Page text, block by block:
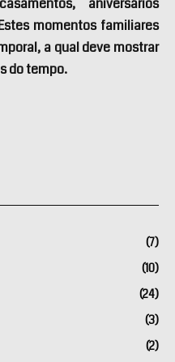
momentos familiares
a qual deve mostrar
do tempo.
(7)
(10)
(24)
(3)
(2)